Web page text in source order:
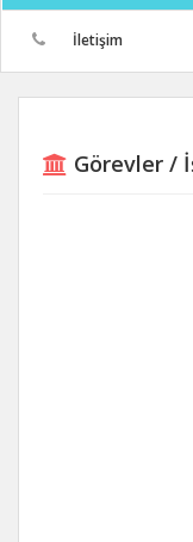
İletişim
Görevler /